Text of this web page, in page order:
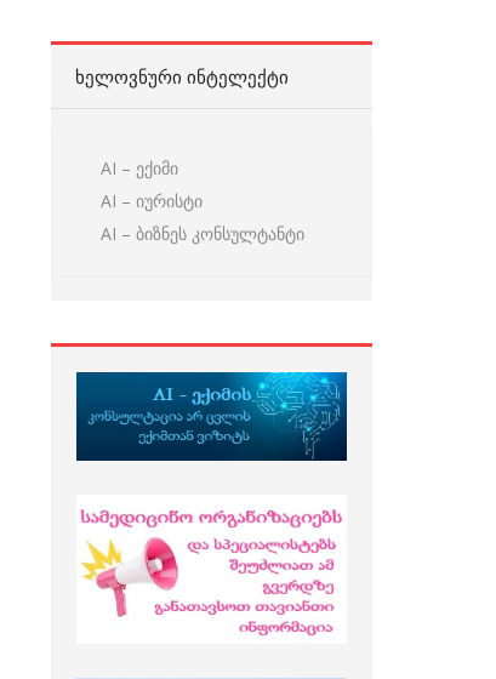
ᲮᲔᲚᲝᲕᲜᲣᲠᲘ ᲘᲜᲢᲔᲚᲔᲥᲢᲘ
AI – ექიმი
AI – იურისტი
AI – ბიზნეს კონსულტანტი